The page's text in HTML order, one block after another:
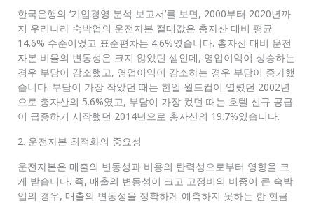
한국은행의 ‘기업경영 분석 보고서’를 보면, 2000부터 2020년까
지 우리나라 숙박업의 운전자본 절대값은 총자산 대비 평균
14.6% 수준이었고 표준편차는 4.6%였습니다. 총자산 대비 운전
자본 비율의 변동성은 크지 않았던 셈인데, 영업이익이 상승하는
경우 부담이 감소했고, 영업이익이 감소하는 경우 부담이 증가했
습니다. 부담이 가장 작았던 때는 한일 월드컵이 열렸던 2002년
으로 총자산의 5.6%였고, 부담이 가장 컸던 때는 호텔 신규 공급
이 급증하기 시작했던 2014년으로 총자산의 19.7%였습니다.
2. 운전자본 최적화의 중요성
운전자본은 매출의 변동성과 비용의 탄력성으로부터 영향을 크
게 받습니다. 즉, 매출의 변동성이 크고 고정비의 비중이 큰 숙박
업의 경우, 매출의 변동성을 정확하게 예측하지 못하는 한 현금